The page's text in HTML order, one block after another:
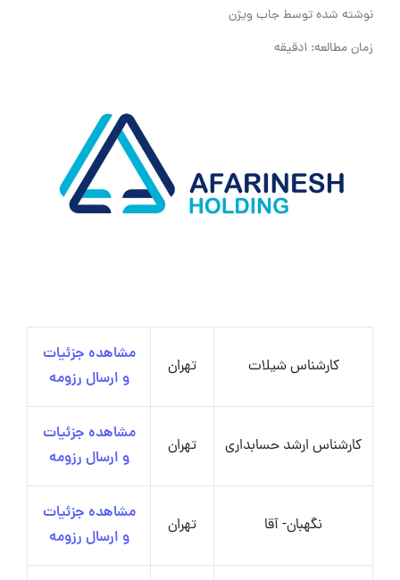
نوشته شده توسطجاب ویژن
زمان مطالعه: 1دقیقه
کارشناس شیلات تهران
مشاهده جزئیات
و ارسال رزومه
کارشناس ارشد حسابداری تهران
مشاهده جزئیات
و ارسال رزومه
نگهبان- آقا تهران
مشاهده جزئیات
و ارسال رزومه